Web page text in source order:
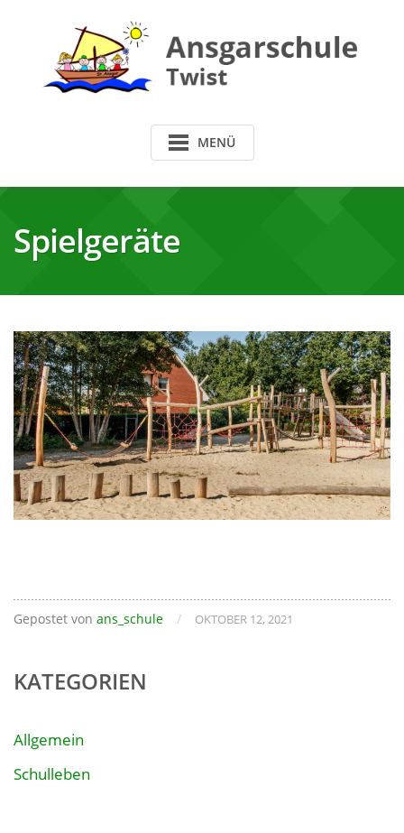
MENÜ
Spielgeräte
Gepostet von ans_schule / OKTOBER 12, 2021
KATEGORIEN
Allgemein
Schulleben